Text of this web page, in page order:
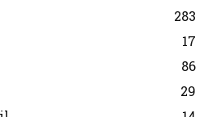
283
17
86
29